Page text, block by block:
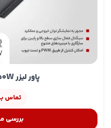
پاور لیزر ZYE-HV 150W
تماس
بررسی